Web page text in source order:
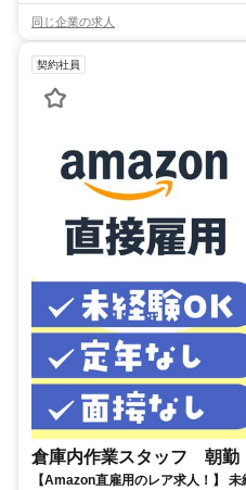
同じ企業の求人
契約社員
倉庫内作業スタッフ 朝勤
【Amazon直雇用のレア求人！】